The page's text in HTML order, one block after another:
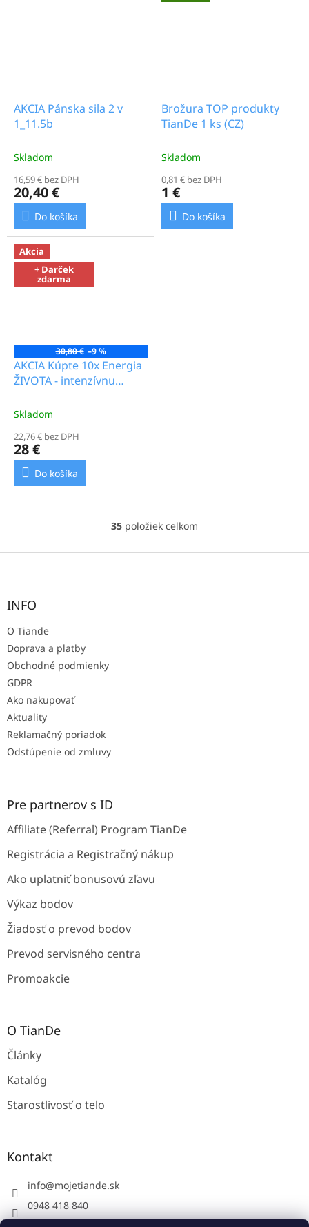
AKCIA Pánska sila 2 v
1_11.5b
Skladom
16,59 € bez DPH
20,40 €
Do košíka
Brožura TOP produkty
TianDe 1 ks (CZ)
Skladom
0,81 € bez DPH
1 €
Do košíka
Akcia
+ Darček
zdarma
30,80 € –9 %
AKCIA Kúpte 10x Energia
ŽIVOTA - intenzívnu
DARČEK dostanete Jemná
denná hygienická vložka
(1 ks) _15.0b
Skladom
22,76 € bez DPH
28 €
Do košíka
O
l
35 položiek celkom
Z
INFO
O Tiande
Doprava a platby
Obchodné podmienky
GDPR
Ako nakupovať
Aktuality
Reklamačný poriadok
Odstúpenie od zmluvy
Pre partnerov s ID
Affiliate (Referral) Program TianDe
Registrácia a Registračný nákup
Ako uplatniť bonusovú zľavu
Výkaz bodov
Žiadosť o prevod bodov
Prevod servisného centra
Promoakcie
O TianDe
Články
Katalóg
Starostlivosť o telo
Kontakt
info@mojetiande.sk
0948 418 840